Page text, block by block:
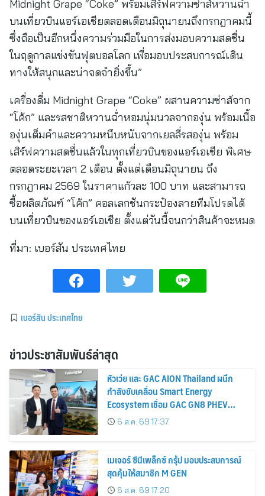
Midnight Grape “Coke” พร้อมเสิร์ฟความซ่าส์หวานฉ่ำ
บนเที่ยวบินแอร์เอเชียตลอดเดือนมิถุนายนถึงกรกฎาคมนี้
ซึ่งถือเป็นอีกหนึ่งความร่วมมือในการส่งมอบความสดชื่น
ในฤดูกาลแข่งขันฟุตบอลโลก เพื่อมอบประสบการณ์เดิน
ทางให้สนุกและน่าจดจำยิ่งขึ้น”
เครื่องดื่ม Midnight Grape “Coke” ผสานความซ่าส์จาก
“โค้ก” และรสชาติหวานฉ่ำหอมนุ่มนวลจากองุ่น พร้อมเนื้อ
องุ่นเต็มคำและความหนึบหนับจากเยลลี่รสองุ่น พร้อม
เสิร์ฟความสดชื่นแล้วในทุกเที่ยวบินของแอร์เอเชีย พิเศษ
ตลอดระยะเวลา 2 เดือน ตั้งแต่เดือนมิถุนายน ถึง
กรกฎาคม 2569 ในราคาแก้วละ 100 บาท และสามารถ
ซื้อผลิตภัณฑ์ “โค้ก” คอลเลกชันกระป๋องลายทีมโปรดได้
บนเที่ยวบินของแอร์เอเชีย ตั้งแต่วันนี้จนกว่าสินค้าจะหมด
ที่มา: เบอร์สัน ประเทศไทย
เบอร์สัน ประเทศไทย
ข่าวประชาสัมพันธ์ล่าสุด
หัวเว่ย และ GAC AION Thailand ผนึก
กำลังขับเคลื่อน Smart Energy
Ecosystem เชื่อม GAC GN8 PHEV
รถยนต์ MPV ระดับพรีเมียม เข้ากับ
พลังงานแสงอาทิตย์ภายในบ้าน
6 ส.ค. 69 17:37
เมเจอร์ ซีนีเพล็กซ์ กรุ้ป มอบประสบการณ์
สุดคุ้มให้สมาชิก M GEN
6 ส.ค. 69 17:20